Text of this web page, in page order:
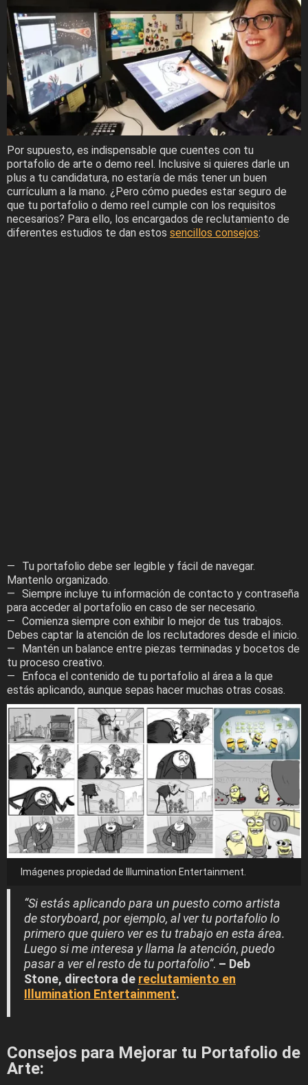
Por supuesto, es indispensable que cuentes con tu
portafolio de arte o demo reel. Inclusive si quieres darle un
plus a tu candidatura, no estaría de más tener un buen
currículum a la mano. ¿Pero cómo puedes estar seguro de
que tu portafolio o demo reel cumple con los requisitos
necesarios? Para ello, los encargados de reclutamiento de
diferentes estudios te dan estos sencillos consejos:
Tu portafolio debe ser legible y fácil de navegar.
Mantenlo organizado.
Siempre incluye tu información de contacto y contraseña
para acceder al portafolio en caso de ser necesario.
Comienza siempre con exhibir lo mejor de tus trabajos.
Debes captar la atención de los reclutadores desde el inicio.
Mantén un balance entre piezas terminadas y bocetos de
tu proceso creativo.
Enfoca el contenido de tu portafolio al área a la que
estás aplicando, aunque sepas hacer muchas otras cosas.
Imágenes propiedad de Illumination Entertainment.
“Si estás aplicando para un puesto como artista
de storyboard, por ejemplo, al ver tu portafolio lo
primero que quiero ver es tu trabajo en esta área.
Luego si me interesa y llama la atención, puedo
pasar a ver el resto de tu portafolio”. – Deb
Stone, directora de reclutamiento en
Illumination Entertainment.
Consejos para Mejorar tu Portafolio de
Arte: